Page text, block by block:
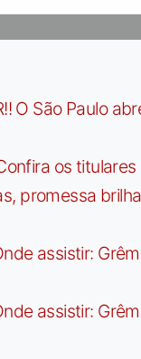
O São Paulo
os
promessa
assistir:
assistir: